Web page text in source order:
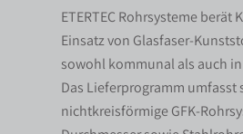
ETERTEC Rohrsysteme
Einsatz von Glasfaser-
sowohl kommunal als auch
Das Lieferprogramm
nichtkreisförmige GFK-